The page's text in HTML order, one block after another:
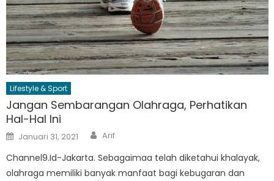
Lifestyle & Sport
Jangan Sembarangan Olahraga, Perhatikan
Hal-Hal Ini
Posted
on
Januari 31, 2021 Author
Arif
Channel9.Id-Jakarta. Sebagaimaa telah diketahui khalayak,
olahraga memiliki banyak manfaat bagi kebugaran dan